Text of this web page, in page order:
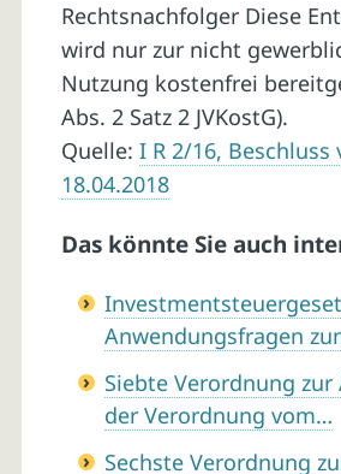
Rechtsnachfolger Diese
wird nur zur nicht
Nutzung kostenfrei
Abs. 2 Satz 2 JVKostG).
Quelle: I R 2/16, Beschluss
18.04.2018
Das könnte Sie auch
Anwendungsfragen
Siebte Verordnung zur
der Verordnung vom…
Sechste Verordnung